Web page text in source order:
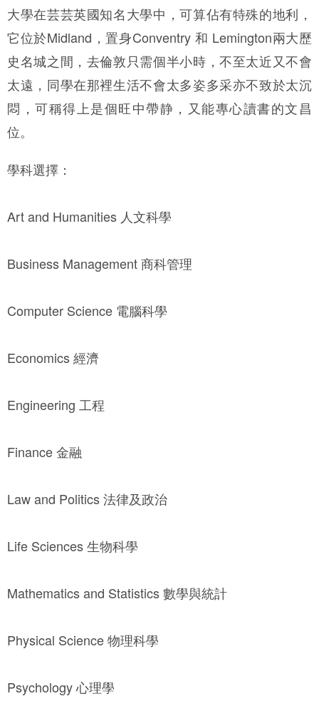
大學在芸芸英國知名大學中，可算佔有特殊的地利，
它位於Midland，置身Conventry 和 Lemington兩大歷
史名城之間，去倫敦只需個半小時，不至太近又不會
太遠，同學在那裡生活不會太多姿多采亦不致於太沉
悶，可稱得上是個旺中帶静，又能專心讀書的文昌
位。
學科選擇：
Art and Humanities 人文科學
Business Management 商科管理
Computer Science 電腦科學
Economics 經濟
Engineering 工程
Finance 金融
Law and Politics 法律及政治
Life Sciences 生物科學
Mathematics and Statistics 數學與統計
Physical Science 物理科學
Psychology 心理學